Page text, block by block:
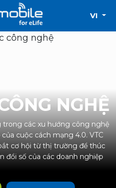
VI
NGHỆ
trong các xu hướng công nghệ
cuộc cách mạng 4.0. VTC
cơ hội từ thị trường để thúc
đổi số của các doanh nghiệp